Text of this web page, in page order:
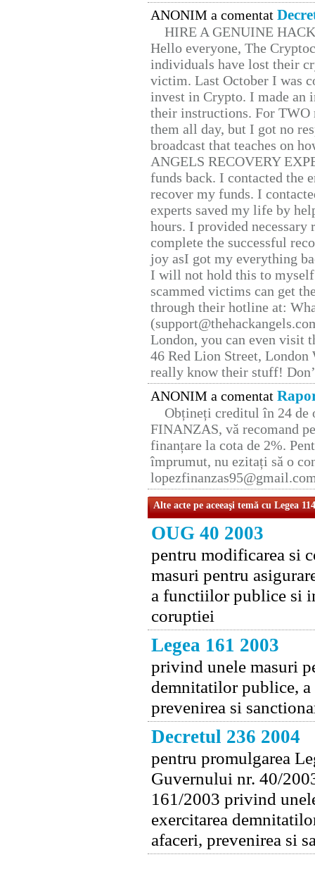
ANONIM a comentat
HIRE A GENUINE
Hello everyone, The
individuals have lost their
victim. Last October I was
invest in Crypto. I made
their instructions. For TWO
them all day, but I got no
broadcast that teaches on
ANGELS RECOVERY
funds back. I contacted the
recover my funds. I
experts saved my life by
hours. I provided
complete the successful
joy asI got my everything
I will not hold this to
scammed victims can get
through their hotline at:
London, you can even visit
46 Red Lion Street, London
really know their stuff!
ANONIM a comentat
Obțineți creditul în 24 de
FINANZAS, vă recomand
finanțare la cota de 2%.
împrumut, nu ezitați să o
Alte acte pe aceeaşi temă cu Legea
OUG 40 2003
pentru modificarea si
masuri pentru
a functiilor publice si
coruptiei
Legea 161 2003
privind unele masuri
demnitatilor publice,
prevenirea si
Decretul 236 2004
pentru promulgarea
Guvernului nr. 40/
161/2003 privind
exercitarea
afaceri, prevenirea si